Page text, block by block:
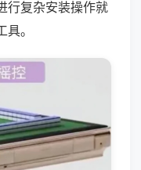
行复杂安装操作就
。